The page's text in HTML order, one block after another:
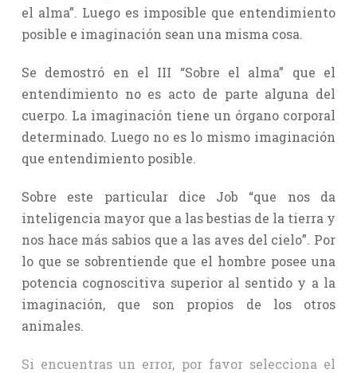
el alma”. Luego es imposible que entendimiento
posible e imaginación sean una misma cosa.
Se demostró en el III “Sobre el alma” que el
entendimiento no es acto de parte alguna del
cuerpo. La imaginación tiene un órgano corporal
determinado. Luego no es lo mismo imaginación
que entendimiento posible.
Sobre este particular dice Job “que nos da
inteligencia mayor que a las bestias de la tierra y
nos hace más sabios que a las aves del cielo”. Por
lo que se sobrentiende que el hombre posee una
potencia cognoscitiva superior al sentido y a la
imaginación, que son propios de los otros
animales.
Si encuentras un error, por favor selecciona el